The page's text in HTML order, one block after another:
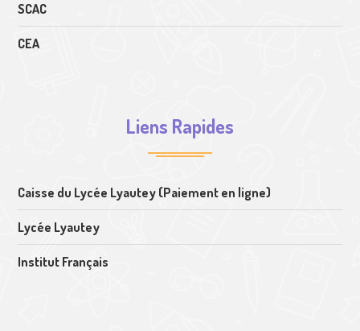
SCAC
CEA
Liens Rapides
Caisse du Lycée Lyautey (Paiement en ligne)
Lycée Lyautey
Institut Français